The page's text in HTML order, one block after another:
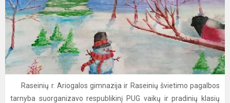
Raseinių r. Ariogalos gimnazija ir Raseinių švietimo pagalbos
tarnyba suorganizavo respublikinį PUG vaikų ir pradinių klasių